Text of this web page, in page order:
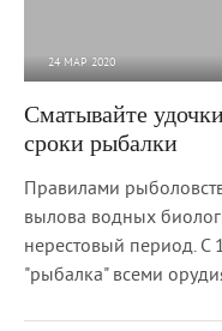
24 МАР 2020
Сматывайте
сроки рыбалки
Правилами
вылова водных
нерестовый период.
"рыбалка" всеми